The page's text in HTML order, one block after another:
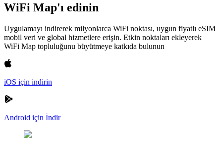
WiFi Map'ı edinin
Uygulamayı indirerek milyonlarca WiFi noktası, uygun fiyatlı eSIM
mobil veri ve global hizmetlere erişin. Etkin noktaları ekleyerek
WiFi Map topluluğunu büyütmeye katkıda bulunun
iOS için indirin
Android için İndir